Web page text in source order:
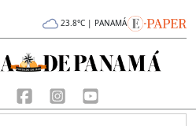
23.8°C | PANAMÁ